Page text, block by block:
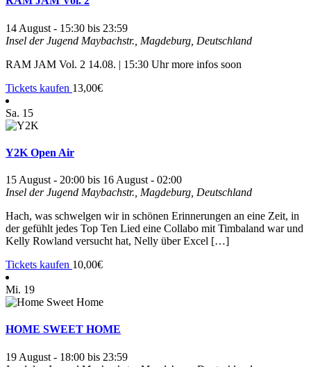
14 August - 15:30 bis 23:59
Insel der Jugend Maybachstr., Magdeburg, Deutschland
RAM JAM Vol. 2 14.08. | 15:30 Uhr more infos soon
Tickets kaufen 13,00€
Sa. 15
Y2K Open Air
15 August - 20:00 bis 16 August - 02:00
Insel der Jugend Maybachstr., Magdeburg, Deutschland
Hach, was schwelgen wir in schönen Erinnerungen an eine Zeit, in
der gefühlt jedes Top Ten Lied eine Collabo mit Timbaland war und
Kelly Rowland versucht hat, Nelly über Excel […]
Tickets kaufen 10,00€
Mi. 19
HOME SWEET HOME
19 August - 18:00 bis 23:59